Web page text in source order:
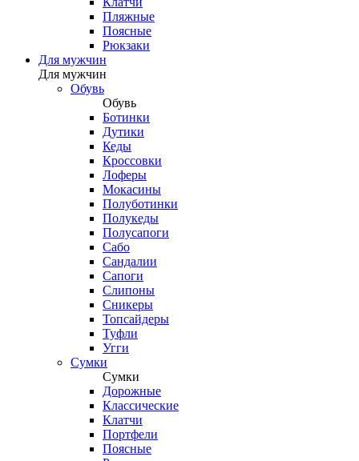
Пляжные
Поясные
Рюкзаки
Для мужчин
Для мужчин
Обувь
Обувь
Ботинки
Дутики
Кеды
Кроссовки
Лоферы
Мокасины
Полуботинки
Полукеды
Полусапоги
Сабо
Сандалии
Сапоги
Слипоны
Сникеры
Топсайдеры
Туфли
Угги
Сумки
Сумки
Дорожные
Классические
Клатчи
Портфели
Поясные